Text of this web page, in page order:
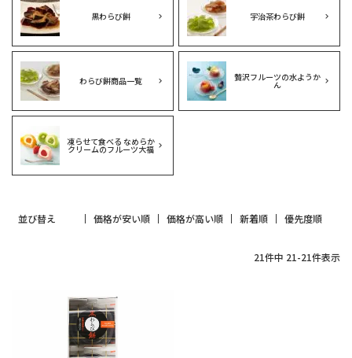
黒わらび餅 宇治茶わらび餅
わらび餅商品一覧 贅沢フルーツの水ようか
ん
凍らせて食べる なめらか
クリームのフルーツ大福
並び替え 価格が安い順 価格が高い順 新着順 優先度順
21件中 21-21件表示